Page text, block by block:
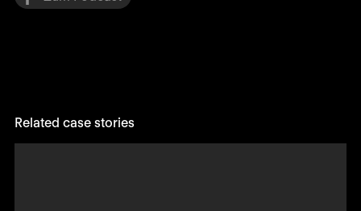
Related case stories